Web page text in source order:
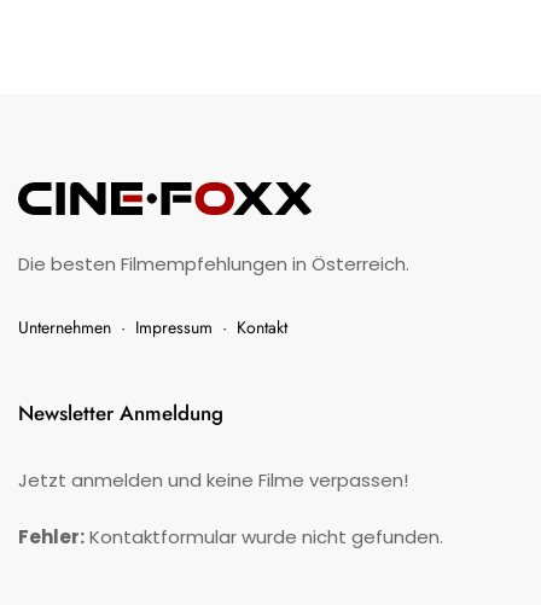
Die besten Filmempfehlungen in Österreich.
Unternehmen · Impressum · Kontakt
Newsletter Anmeldung
Jetzt anmelden und keine Filme verpassen!
Fehler:Kontaktformular wurde nicht gefunden.